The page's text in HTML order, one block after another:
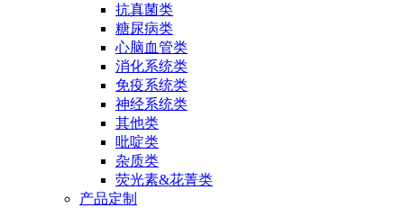
抗真菌类
糖尿病类
心脑血管类
消化系统类
免疫系统类
神经系统类
其他类
吡啶类
杂质类
荧光素&花菁类
产品定制